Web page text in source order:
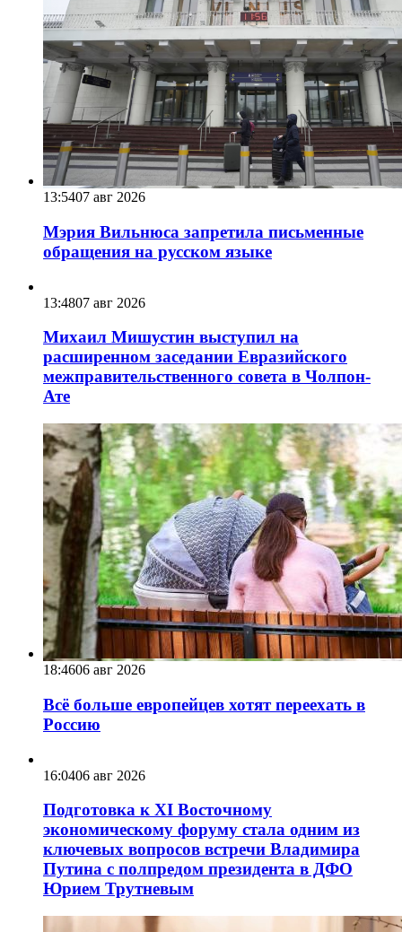
13:5407 авг 2026
Мэрия Вильнюса запретила письменные
обращения на русском языке
13:4807 авг 2026
Михаил Мишустин выступил на
расширенном заседании Евразийского
межправительственного совета в Чолпон-
Ате
18:4606 авг 2026
Всё больше европейцев хотят переехать в
Россию
16:0406 авг 2026
Подготовка к XI Восточному
экономическому форуму стала одним из
ключевых вопросов встречи Владимира
Путина с полпредом президента в ДФО
Юрием Трутневым